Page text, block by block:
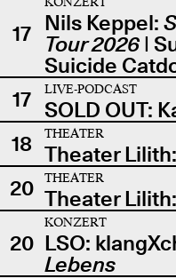
17 Nils Keppel:
Tour 2026|
Suicide
17
LIVE-PODCAST
SOLD OUT:
18
THEATER
Theater Lilith:
20
THEATER
Theater Lilith:
20
KONZERT
LSO:
Lebens